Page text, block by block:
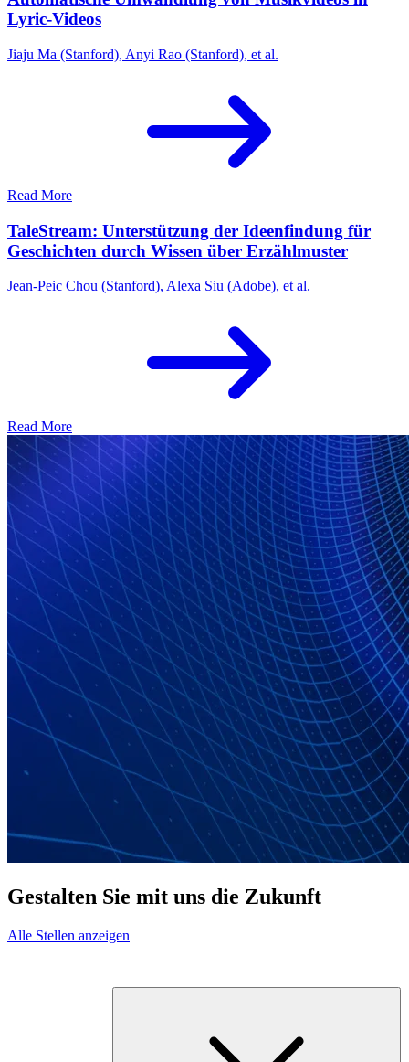
Lyric-Videos
Jiaju Ma (Stanford), Anyi Rao (Stanford), et al.
Read More
TaleStream: Unterstützung der Ideenfindung für
Geschichten durch Wissen über Erzählmuster
Jean-Peic Chou (Stanford), Alexa Siu (Adobe), et al.
Read More
Gestalten Sie mit uns die Zukunft
Alle Stellen anzeigen